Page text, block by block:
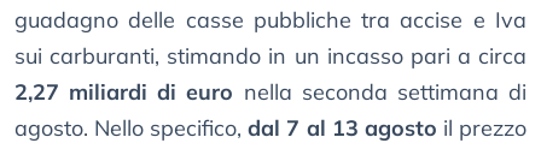
guadagno delle casse pubbliche tra accise e Iva
sui carburanti, stimando in un incasso pari a circa
2,27 miliardi di euro nella seconda settimana di
agosto. Nello specifico,dal 7 al 13 agosto il prezzo